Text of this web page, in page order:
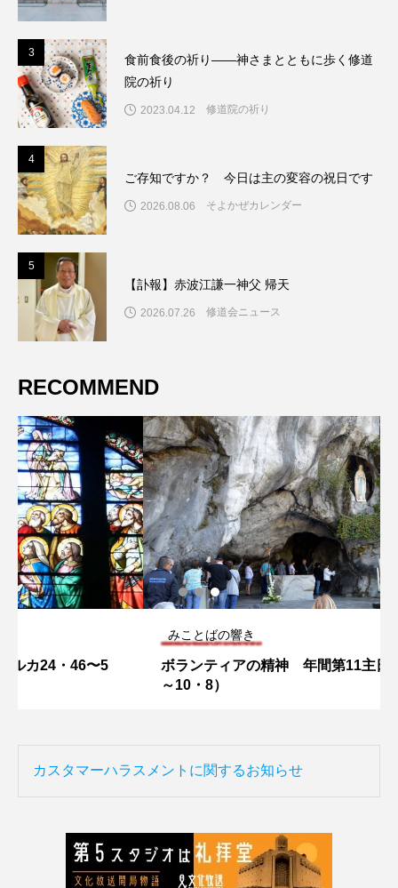
3
食前食後の祈り――神さまとともに歩く修道
院の祈り
2023.04.12 修道院の祈り
4
ご存知ですか？ 今日は主の変容の祝日です
2026.08.06 そよかぜカレンダー
5
【訃報】赤波江謙一神父 帰天
2026.07.26 修道会ニュース
RECOMMEND
ボランティアの精神 年間第11主日（マタイ9・36
カスタマーハラスメントに関するお知らせ